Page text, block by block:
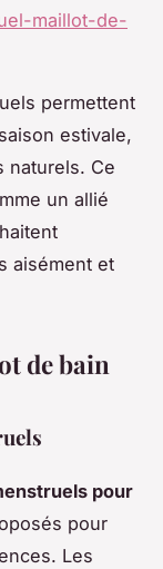
maillot-de-
permettent
estivale,
naturels. Ce
un allié
aisément et
de bain
pour
pour
Les